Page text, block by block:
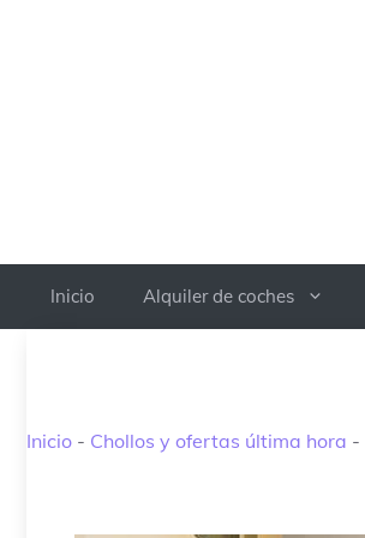
Inicio Alquiler de coches
Inicio - Chollos y ofertas última hora -